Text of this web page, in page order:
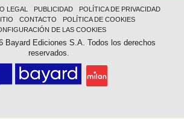
LEGAL PUBLICIDAD
POLÍTICA DE PRIVACIDAD
CONTACTO
POLÍTICA DE COOKIES
DE LAS COOKIES
Bayard Ediciones S.A. Todos los derechos
reservados.